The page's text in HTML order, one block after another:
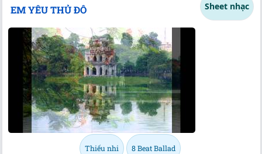
EM YÊU THỦ ĐÔ Sheet nhạc
Thiếu nhi 8 Beat Ballad